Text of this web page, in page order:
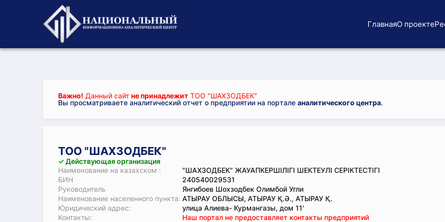
ГлавнаяО проекте
Важно! Данный сайт не принадлежит ТОО "ШАХЗОДБЕК"
Вы просматриваете аналитический отчет о предприятии на портале аналитического центра.
ТОО "ШАХЗОДБЕК"
✓ Действующая организация
Наименование на казахском :
"ШАХЗОДБЕК" ЖАУАПКЕРШІЛІГІ ШЕКТЕУЛІ СЕРІКТЕСТІГІ
БИН
240540029531
Руководитель
Янгибоев Шохзодбек Олимбой Угли
Наименование населенного пункта: АТЫРАУ ОБЛЫСЫ, АТЫРАУ Қ.Ә., АТЫРАУ Қ.
Юридический адрес:
улица Алиева- Курмангазы, дом 11'
Koнтaкты:
Наш портал не предоставляет контакты предприятий